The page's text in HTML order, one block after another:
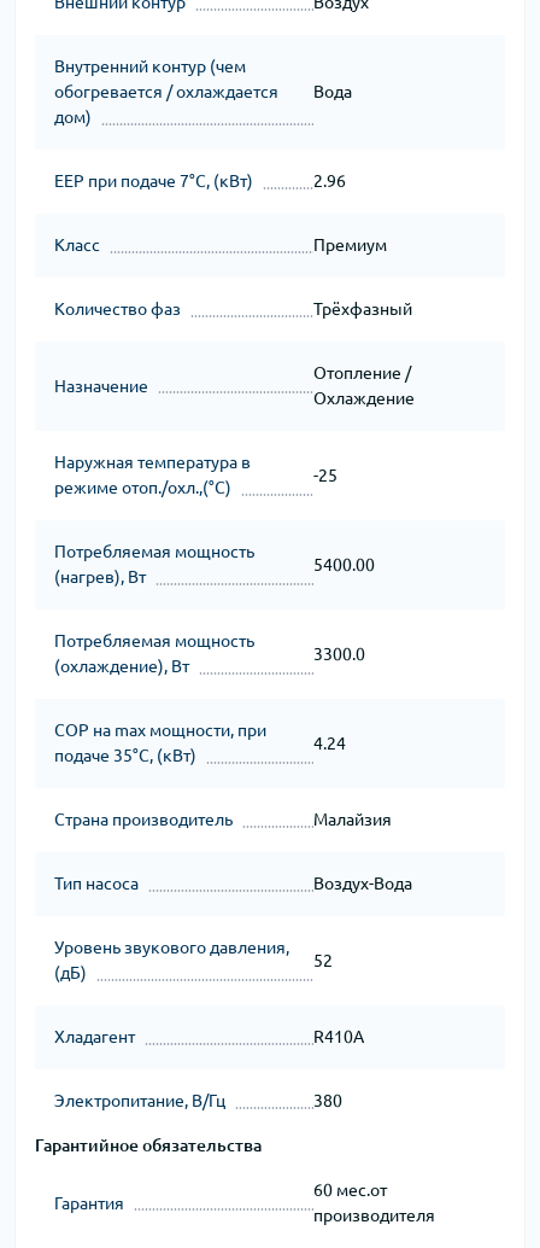
Внутренний контур (чем
обогревается / охлаждается
дом)
Вода
ЕЕР при подаче 7°C, (кВт) 2.96
Класс Премиум
Количество фаз Трёхфазный
Назначение
Отопление /
Охлаждение
Наружная температура в
режиме отоп./охл.,(°C)
-25
Потребляемая мощность
(нагрев), Вт
5400.00
Потребляемая мощность
(охлаждение), Вт
3300.0
СОР на max мощности, при
подаче 35°C, (кВт)
4.24
Страна производитель Малайзия
Тип насоса Воздух-Вода
Уровень звукового давления,
(дБ)
52
Хладагент R410A
Электропитание, В/Гц 380
Гарантийное обязательства
Гарантия
60 мес.от
производителя